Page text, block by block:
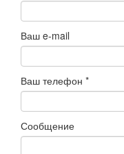
Ваш e-mail
Ваш телефон *
Сообщение